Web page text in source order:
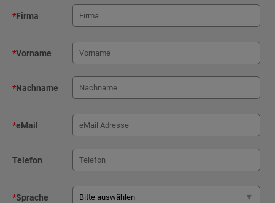
*Firma
*Vorname
*Nachname
*eMail
Telefon
*Sprache